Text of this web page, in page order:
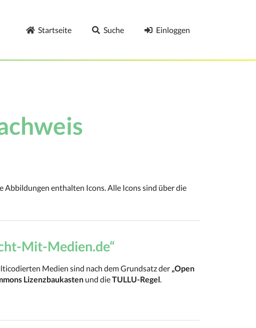
Startseite Suche Einloggen
enthalten Icons. Alle Icons sind über die
Mit-Medien.de“
Medien sind nach dem Grundsatz der „Open
Lizenzbaukastenund dieTULLU-Regel.